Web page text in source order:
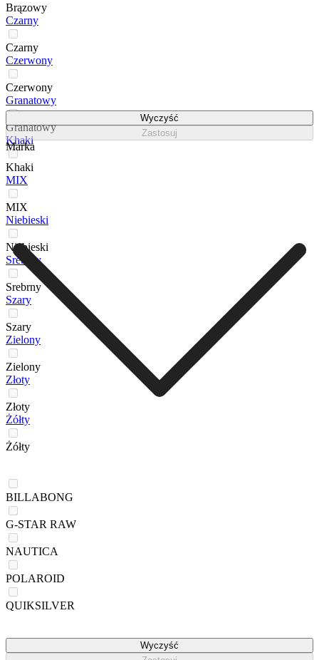
Brązowy
Czarny
Czarny
Czerwony
Czerwony
Granatowy
Granatowy
Khaki
Khaki
MIX
MIX
Niebieski
Niebieski
Srebrny
Srebrny
Szary
Szary
Zielony
Zielony
Złoty
Złoty
Żółty
Żółty
Wyczyść
Zastosuj
Marka
BILLABONG
G-STAR RAW
NAUTICA
POLAROID
QUIKSILVER
Wyczyść